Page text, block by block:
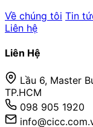
Về chúng tôi Tin
Liên hệ
Liên Hệ
Lầu 6, Master
TP.HCM
098 905 1920